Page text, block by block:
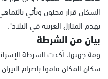
السكان قرار مجنون ويأتي
بهدم المنازل العربية في البلاد".
بيان من الشرطة
ومة جهتها، أكدت الشرطة
سكان المكان قاموا باضرام